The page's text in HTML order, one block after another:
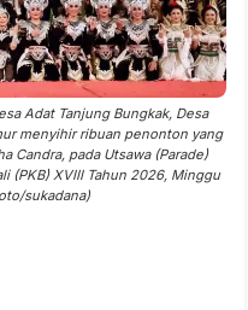
Adat Tanjung Bungkak, Desa
menyihir ribuan penonton yang
Candra, pada Utsawa (Parade)
(PKB) XVIII Tahun 2026, Minggu
sukadana)